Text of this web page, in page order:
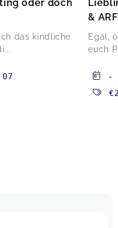
oder doch
das kindliche
&
Egal,
euch
-